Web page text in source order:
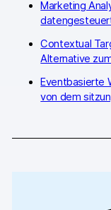
Marketing
Contextual
Alternative
Eventbasierte
von dem